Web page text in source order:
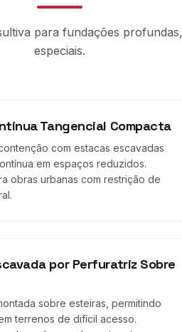
para fundações
especiais.
Tangencial Compacta
com estacas escavadas
em espaços reduzidos.
obras urbanas com restrição de
por Perfuratriz Sobre
sobre esteiras, permitindo
terrenos de difícil acesso.